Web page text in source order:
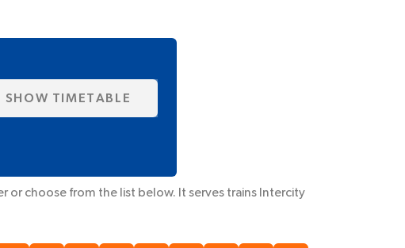
SHOW TIMETABLE
or choose from the list below. It serves trains Intercity